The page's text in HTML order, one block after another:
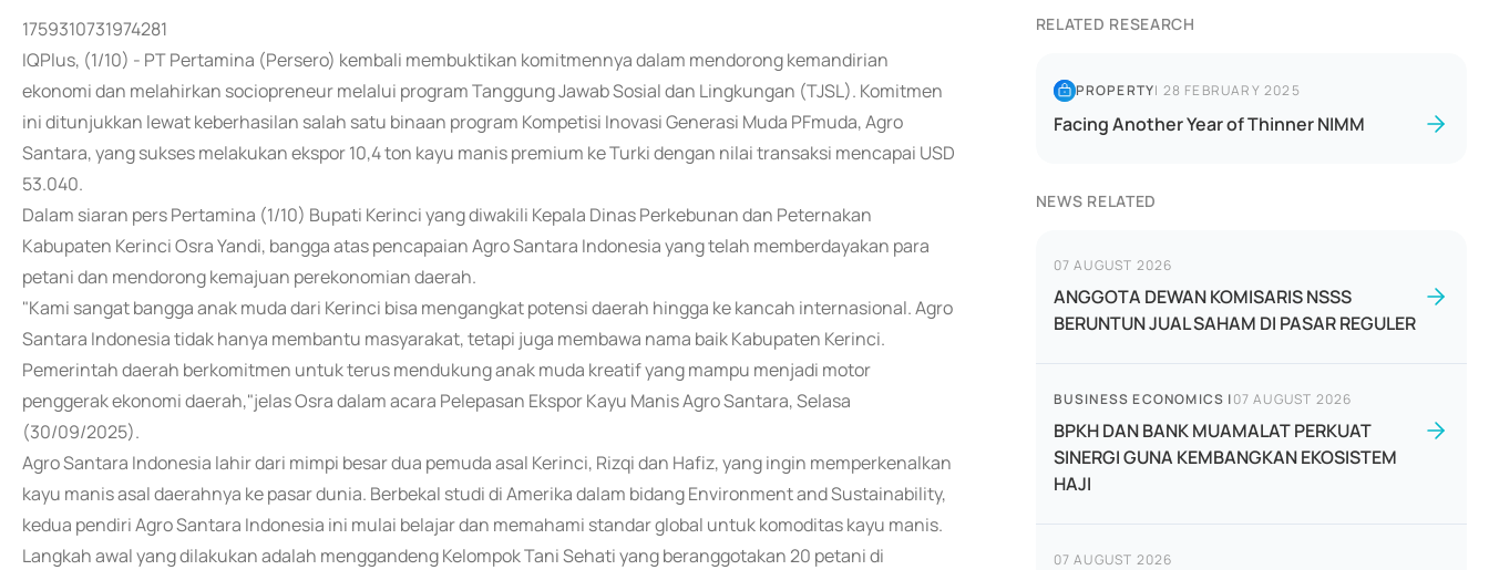
1759310731974281
IQPlus, (1/10) - PT Pertamina (Persero) kembali membuktikan komitmennya dalam mendorong kemandirian
ekonomi dan melahirkan sociopreneur melalui program Tanggung Jawab Sosial dan Lingkungan (TJSL). Komitmen
ini ditunjukkan lewat keberhasilan salah satu binaan program Kompetisi Inovasi Generasi Muda PFmuda, Agro
Santara, yang sukses melakukan ekspor 10,4 ton kayu manis premium ke Turki dengan nilai transaksi mencapai USD
53.040.
Dalam siaran pers Pertamina (1/10) Bupati Kerinci yang diwakili Kepala Dinas Perkebunan dan Peternakan
Kabupaten Kerinci Osra Yandi, bangga atas pencapaian Agro Santara Indonesia yang telah memberdayakan para
petani dan mendorong kemajuan perekonomian daerah.
"Kami sangat bangga anak muda dari Kerinci bisa mengangkat potensi daerah hingga ke kancah internasional. Agro
Santara Indonesia tidak hanya membantu masyarakat, tetapi juga membawa nama baik Kabupaten Kerinci.
Pemerintah daerah berkomitmen untuk terus mendukung anak muda kreatif yang mampu menjadi motor
penggerak ekonomi daerah,"jelas Osra dalam acara Pelepasan Ekspor Kayu Manis Agro Santara, Selasa
(30/09/2025).
Agro Santara Indonesia lahir dari mimpi besar dua pemuda asal Kerinci, Rizqi dan Hafiz, yang ingin memperkenalkan
kayu manis asal daerahnya ke pasar dunia. Berbekal studi di Amerika dalam bidang Environment and Sustainability,
kedua pendiri Agro Santara Indonesia ini mulai belajar dan memahami standar global untuk komoditas kayu manis.
Langkah awal yang dilakukan adalah menggandeng Kelompok Tani Sehati yang beranggotakan 20 petani di
RELATED RESEARCH
PROPERTY| 28 FEBRUARY 2025
Facing Another Year of Thinner NIMM
NEWS RELATED
07 AUGUST 2026
ANGGOTA DEWAN KOMISARIS NSSS
BERUNTUN JUAL SAHAM DI PASAR REGULER
BUSINESS ECONOMICS |07 AUGUST 2026
BPKH DAN BANK MUAMALAT PERKUAT
SINERGI GUNA KEMBANGKAN EKOSISTEM
HAJI
07 AUGUST 2026